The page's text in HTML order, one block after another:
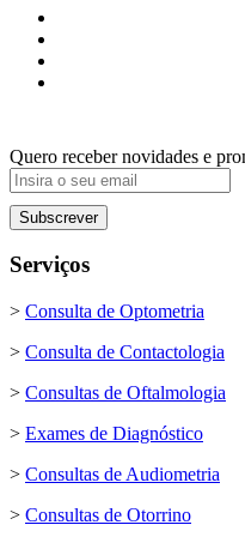
Quero receber novidades e
Serviços
> Consulta de Optometria
> Consulta de Contactologia
> Consultas de Oftalmologia
> Exames de Diagnóstico
> Consultas de Audiometria
> Consultas de Otorrino